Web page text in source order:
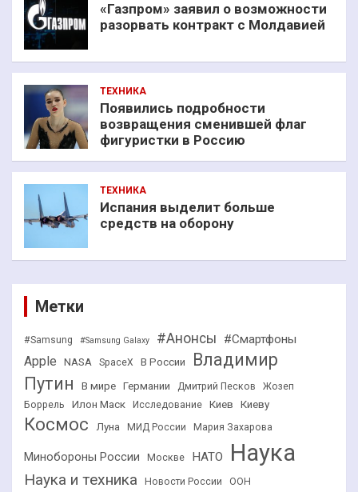
«Газпром» заявил о возможности
разорвать контракт с Молдавией
ТЕХНИКА
Появились подробности
возвращения сменившей флаг
фигуристки в Россию
ТЕХНИКА
Испания выделит больше
средств на оборону
Метки
#Samsung #Samsung Galaxy #Анонсы #Смартфоны
Apple NASA SpaceX В России
Владимир
Путин
В мире Германии Дмитрий Песков
Жозеп
Боррель
Илон Маск Исследование Киев Киеву
Космос Луна МИД России Мария Захарова
Минобороны России Москве НАТО Наука
Наука и техника Новости России ООН